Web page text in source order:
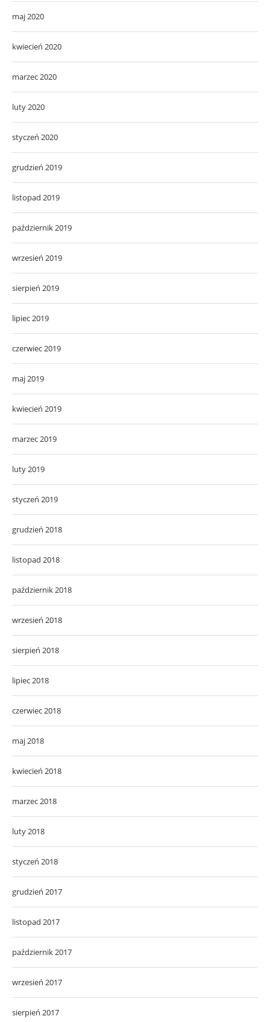
maj 2020
kwiecień 2020
marzec 2020
luty 2020
styczeń 2020
grudzień 2019
listopad 2019
październik 2019
wrzesień 2019
sierpień 2019
lipiec 2019
czerwiec 2019
maj 2019
kwiecień 2019
marzec 2019
luty 2019
styczeń 2019
grudzień 2018
listopad 2018
październik 2018
wrzesień 2018
sierpień 2018
lipiec 2018
czerwiec 2018
maj 2018
kwiecień 2018
marzec 2018
luty 2018
styczeń 2018
grudzień 2017
listopad 2017
październik 2017
wrzesień 2017
sierpień 2017